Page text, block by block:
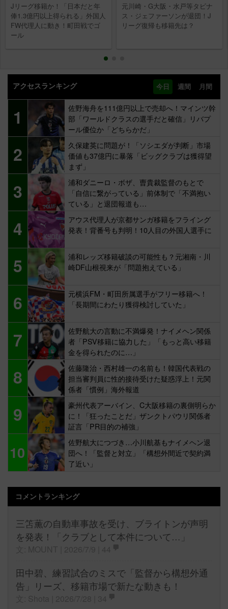
Jリーグ移籍か！「日本だと年
俸1.3億円以上得られる」外国人
FW代理人に動き！町田戦でゴ
ール
元川崎・G大阪・水戸等タビナ
ス・ジェファーソンが退団！J
リーグ復帰も移籍先は？
アクセスランキング 今日 週間 月間
1
佐野海舟を111億円以上で売却へ！マインツ幹
部「ワールドクラスの選手だと確信」リバプ
ール優位か「どちらかだ」
2
久保建英に問題が！「ソシエダが判断」市場
価値も37億円に暴落「ビッグクラブは獲得望
まず」
3
浦和ダニーロ・ボザ、曺貴裁監督のもとで
「自信に繋がっている」前体制で「不満抱い
ている」と退団報道も…
4
アウス代理人が京都サンガ移籍をフライング
発表！背番号も判明！10人目の外国人選手に
5
浦和レッズ移籍破談の可能性も？元湘南・川
崎DF山根視来が「問題抱えている」
6
元横浜FM・町田所属選手がフリー移籍へ！
「長期間にわたり獲得検討していた」
7
佐野航大の言動に不満爆発！ナイメヘン関係
者「PSV移籍に協力した」「もっと高い移籍
金を得られたのに…」
8
佐藤隆治・西村雄一の名前も！韓国代表戦の
担当審判員に性的接待受けた疑惑浮上！元関
係者「慣例」海外報道
9
豪州代表アーバイン、C大阪移籍の裏側明らか
に！「狂ったことだ」ザンクトパウリ関係者
証言「PR目的の補強」
10
佐野航大につづき…小川航基もナイメヘン退
団へ！「監督と対立」「構想外間近で契約満
了近い」
コメントランキング
三笘薫の自動車事故を受け、ブライトンが声明
を発表！「クラブとして本件について…」
田中碧、練習試合のミスで「監督から構想外通
告」リーズ、移籍市場で新たな動きも！